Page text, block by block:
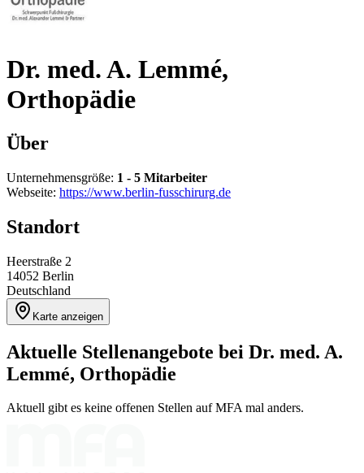
Dr. med. A. Lemmé,
Orthopädie
Über
Unternehmensgröße: 1 - 5 Mitarbeiter
Webseite: https://www.berlin-fusschirurg.de
Standort
Heerstraße 2
14052 Berlin
Deutschland
Karte anzeigen
Aktuelle Stellenangebote bei Dr. med. A.
Lemmé, Orthopädie
Aktuell gibt es keine offenen Stellen auf MFA mal anders.